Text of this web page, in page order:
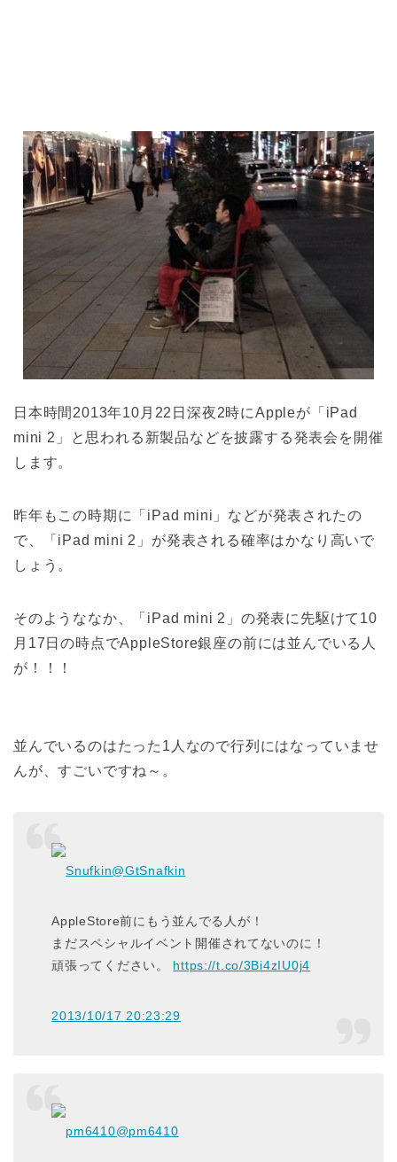
日本時間2013年10月22日深夜2時にAppleが「iPad
mini 2」と思われる新製品などを披露する発表会を開催
します。
昨年もこの時期に「iPad mini」などが発表されたの
で、「iPad mini 2」が発表される確率はかなり高いで
しょう。
そのようななか、「iPad mini 2」の発表に先駆けて10
月17日の時点でAppleStore銀座の前には並んでいる人
が！！！
並んでいるのはたった1人なので行列にはなっていませ
んが、すごいですね～。
Snufkin@GtSnafkin
AppleStore前にもう並んでる人が！
まだスペシャルイベント開催されてないのに！
頑張ってください。 https://t.co/3Bi4zIU0j4
2013/10/17 20:23:29
pm6410@pm6410